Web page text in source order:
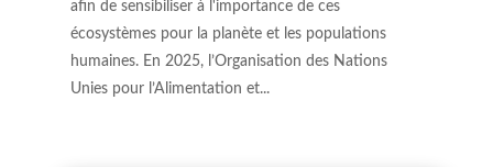
afin de sensibiliser à l'importance de ces
écosystèmes pour la planète et les populations
humaines. En 2025, l’Organisation des Nations
Unies pour l’Alimentation et...